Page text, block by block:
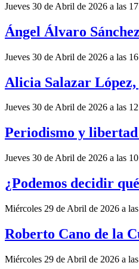
Jueves 30 de Abril de 2026 a las
Ángel Álvaro
Jueves 30 de Abril de 2026 a las
Alicia Salazar
Jueves 30 de Abril de 2026 a las
Periodismo y libertad
Jueves 30 de Abril de 2026 a las
¿Podemos decidir
Miércoles 29 de Abril de 2026 a las
Roberto Cano de la
Miércoles 29 de Abril de 2026 a